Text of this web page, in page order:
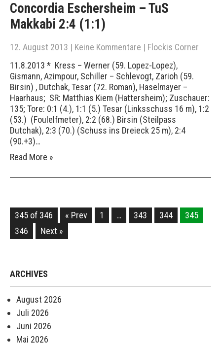
Concordia Eschersheim – TuS
Makkabi 2:4 (1:1)
12. August 2013 | Keine Kommentare | Flockis Corner
11.8.2013 * Kress – Werner (59. Lopez-Lopez),
Gismann, Azimpour, Schiller – Schlevogt, Zarioh (59.
Birsin) , Dutchak, Tesar (72. Roman), Haselmayer –
Haarhaus; SR: Matthias Kiem (Hattersheim); Zuschauer:
135; Tore: 0:1 (4.), 1:1 (5.) Tesar (Linksschuss 16 m), 1:2
(53.) (Foulelfmeter), 2:2 (68.) Birsin (Steilpass
Dutchak), 2:3 (70.) (Schuss ins Dreieck 25 m), 2:4
(90.+3)…
Read More »
345 of 346 « Prev 1 … 343 344
345
346
Next »
ARCHIVES
August 2026
Juli 2026
Juni 2026
Mai 2026